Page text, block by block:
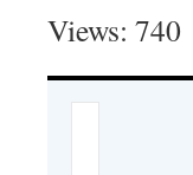
Views: 740